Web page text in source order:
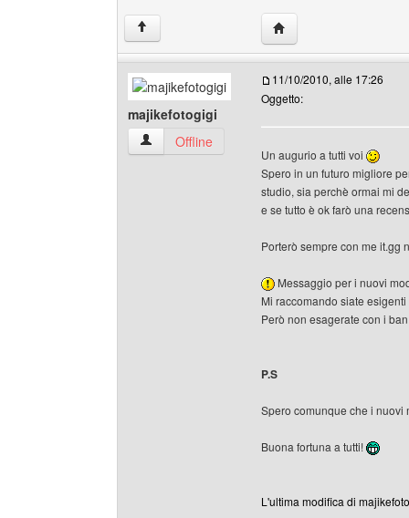
↑ HomePage: 51area
majikefotogigi
majikefotogigi Profilo
Offline
11/10/2010, alle 17:26
Oggetto:
Un augurio a tutti voi
Spero in un futuro migliore
studio, sia perchè ormai mi
e se tutto è ok farò una
Porterò sempre con me it.gg
Messaggio per i nuovi
Mi raccomando siate
Però non esagerate con i
P.S
Spero comunque che i nuovi
Buona fortuna a tutti!
L'ultima modifica di